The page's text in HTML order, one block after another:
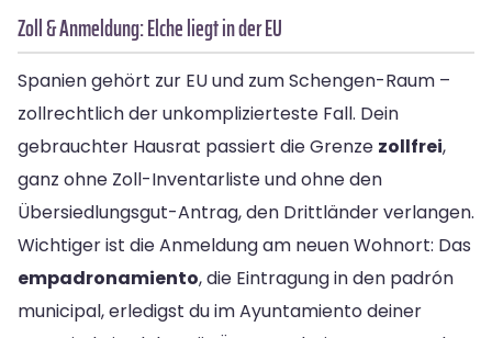
Zoll & Anmeldung: Elche liegt in der EU
Spanien gehört zur EU und zum Schengen-Raum –
zollrechtlich der unkomplizierteste Fall. Dein
gebrauchter Hausrat passiert die Grenze zollfrei,
ganz ohne Zoll-Inventarliste und ohne den
Übersiedlungsgut-Antrag, den Drittländer verlangen.
Wichtiger ist die Anmeldung am neuen Wohnort: Das
empadronamiento, die Eintragung in den padrón
municipal, erledigst du im Ayuntamiento deiner